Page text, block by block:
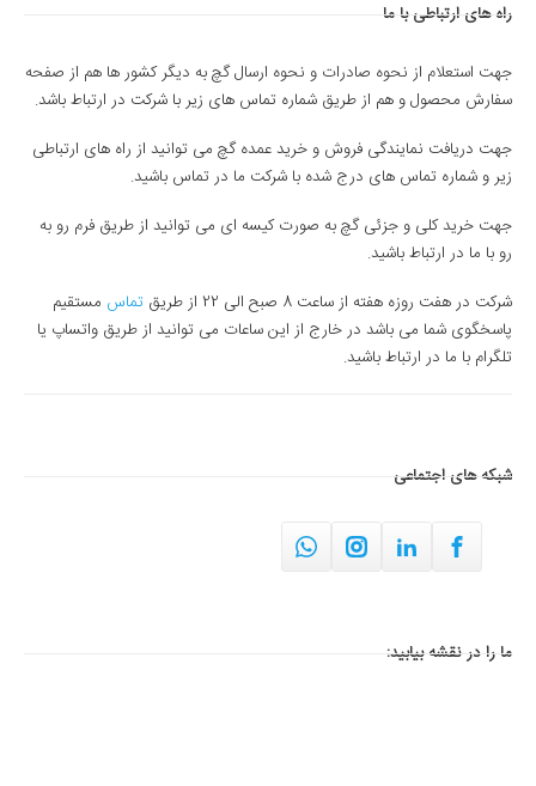
راه های ارتباطی با ما
جهت استعلام از نحوه صادرات و نحوه ارسال گچ به دیگر کشور ها هم از صفحه
سفارش محصول و هم از طریق شماره تماس های زیر با شرکت در ارتباط باشد.
جهت دریافت نمایندگی فروش و خرید عمده گچ می توانید از راه های ارتباطی
زیر و شماره تماس های درج شده با شرکت ما در تماس باشید.
جهت خرید کلی و جزئی گچ به صورت کیسه ای می توانید از طریق فرم رو به
رو با ما در ارتباط باشید.
شرکت در هفت روزه هفته از ساعت 8 صبح الی 22 از طریق
تماس مستقیم
پاسخگوی شما می باشد در خارج از این ساعات می توانید از طریق واتساپ یا
تلگرام با ما در ارتباط باشید.
شبکه های اجتماعی
ما را در نقشه بیابید: